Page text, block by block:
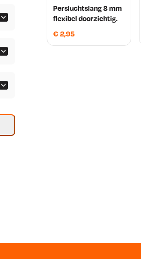
Persluchtslang 8 mm
flexibel doorzichtig.
€ 2,95